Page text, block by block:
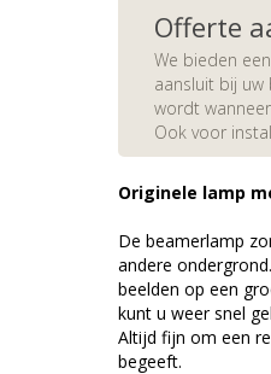
Offerte
We bieden
aansluit bij uw
wordt
Ook voor
Originele lamp
De beamerlamp
andere
beelden op een
kunt u weer snel
Altijd fijn om een
begeeft.